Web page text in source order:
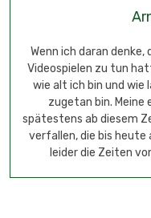
Wenn ich daran
Videospielen zu tun
wie alt ich bin und wie
zugetan bin. Meine
spätestens ab diesem
verfallen, die bis heute
leider die Zeiten